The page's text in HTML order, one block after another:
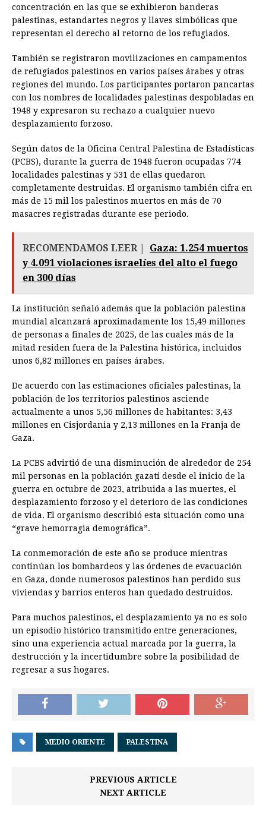
concentración en las que se exhibieron banderas
palestinas, estandartes negros y llaves simbólicas que
representan el derecho al retorno de los refugiados.
También se registraron movilizaciones en campamentos
de refugiados palestinos en varios países árabes y otras
regiones del mundo. Los participantes portaron pancartas
con los nombres de localidades palestinas despobladas en
1948 y expresaron su rechazo a cualquier nuevo
desplazamiento forzoso.
Según datos de la Oficina Central Palestina de Estadísticas
(PCBS), durante la guerra de 1948 fueron ocupadas 774
localidades palestinas y 531 de ellas quedaron
completamente destruidas. El organismo también cifra en
más de 15 mil los palestinos muertos en más de 70
masacres registradas durante ese periodo.
RECOMENDAMOS LEER |
Gaza: 1.254 muertos
y 4.091 violaciones israelíes del alto el fuego
en 300 días
La institución señaló además que la población palestina
mundial alcanzará aproximadamente los 15,49 millones
de personas a finales de 2025, de las cuales más de la
mitad residen fuera de la Palestina histórica, incluidos
unos 6,82 millones en países árabes.
De acuerdo con las estimaciones oficiales palestinas, la
población de los territorios palestinos asciende
actualmente a unos 5,56 millones de habitantes: 3,43
millones en Cisjordania y 2,13 millones en la Franja de
Gaza.
La PCBS advirtió de una disminución de alrededor de 254
mil personas en la población gazatí desde el inicio de la
guerra en octubre de 2023, atribuida a las muertes, el
desplazamiento forzoso y el deterioro de las condiciones
de vida. El organismo describió esta situación como una
“grave hemorragia demográfica”.
La conmemoración de este año se produce mientras
continúan los bombardeos y las órdenes de evacuación
en Gaza, donde numerosos palestinos han perdido sus
viviendas y barrios enteros han quedado destruidos.
Para muchos palestinos, el desplazamiento ya no es solo
un episodio histórico transmitido entre generaciones,
sino una experiencia actual marcada por la guerra, la
destrucción y la incertidumbre sobre la posibilidad de
regresar a sus hogares.
MEDIO ORIENTE PALESTINA
PREVIOUS ARTICLE
NEXT ARTICLE